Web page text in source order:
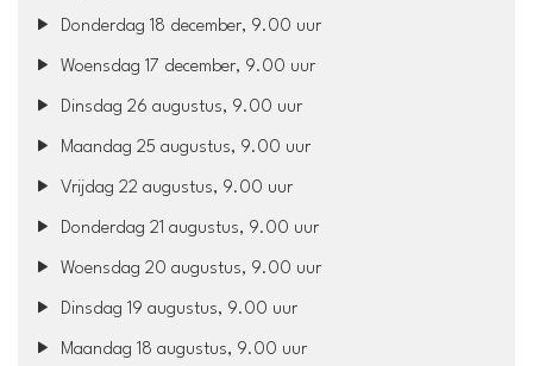
Donderdag 18 december, 9.00 uur
Woensdag 17 december, 9.00 uur
Dinsdag 26 augustus, 9.00 uur
Maandag 25 augustus, 9.00 uur
Vrijdag 22 augustus, 9.00 uur
Donderdag 21 augustus, 9.00 uur
Woensdag 20 augustus, 9.00 uur
Dinsdag 19 augustus, 9.00 uur
Maandag 18 augustus, 9.00 uur